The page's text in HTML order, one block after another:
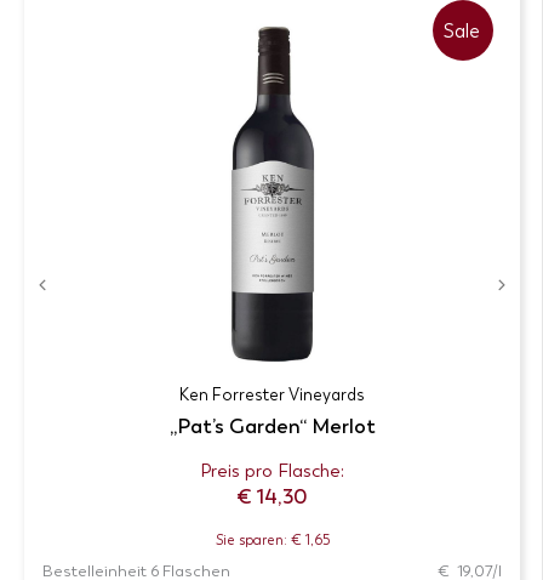
Sale
Ken Forrester Vineyards
„Pat’s Garden“ Merlot
Preis pro Flasche:
€ 14,30
Sie sparen: € 1,65
Bestelleinheit 6 Flaschen € 19,07/l